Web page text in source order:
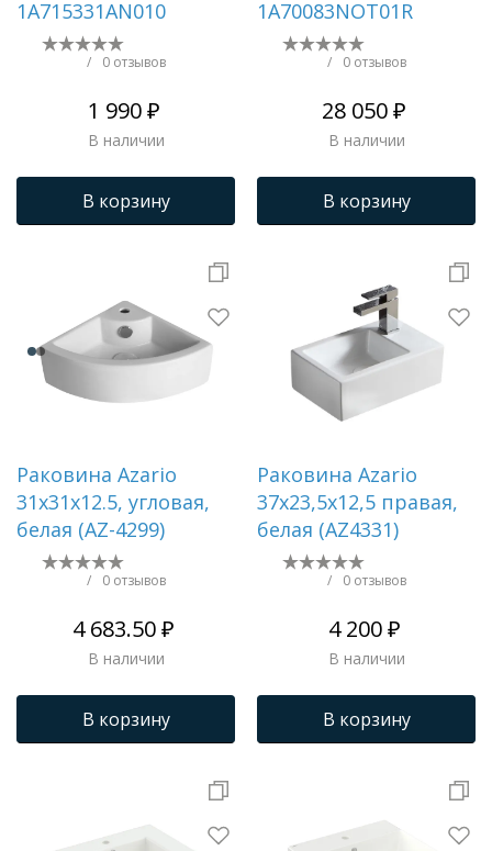
1A715331AN010
/ 0 отзывов
1 990 ₽
В наличии
В корзину
1A70083NOT01R
/ 0 отзывов
28 050 ₽
В наличии
В корзину
Раковина Azario
31х31х12.5, угловая,
белая (AZ-4299)
/ 0 отзывов
4 683.50 ₽
В наличии
В корзину
Раковина Azario
37х23,5х12,5 правая,
белая (AZ4331)
/ 0 отзывов
4 200 ₽
В наличии
В корзину